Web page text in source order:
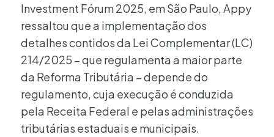
Investment Fórum 2025, em São Paulo, Appy
ressaltou que a implementação dos
detalhes contidos da Lei Complementar (LC)
214/2025 – que regulamenta a maior parte
da Reforma Tributária – depende do
regulamento, cuja execução é conduzida
pela Receita Federal e pelas administrações
tributárias estaduais e municipais.